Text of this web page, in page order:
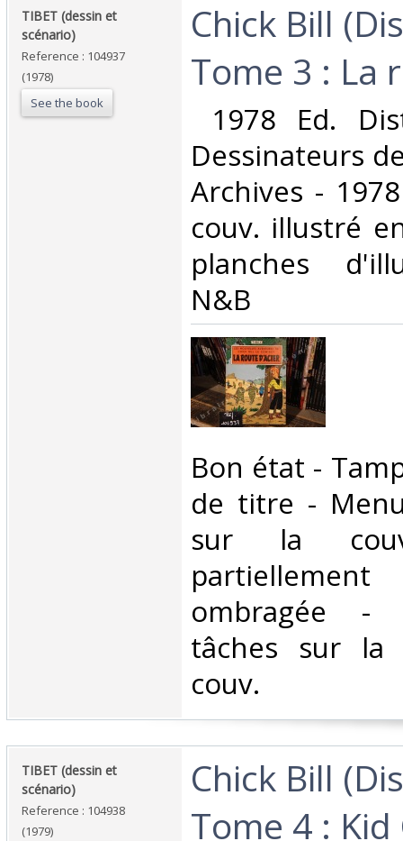
‎TIBET (dessin et
scénario)‎
Reference : 104937
(1978)
See the book
‎Chick Bill
Tome 3 : La
1978 Ed.
Dessinateurs
Archives -
couv. illustré
planches
N&B‎
‎Bon état -
de titre -
sur la
ombragée -
tâches sur la
couv. ‎
‎TIBET (dessin et
scénario)‎
Reference : 104938
(1979)
‎Chick Bill
Tome 4 :